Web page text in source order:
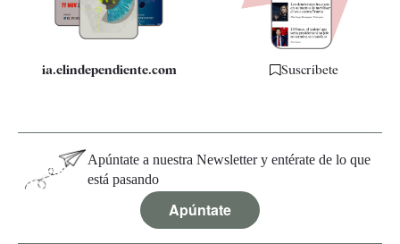
ia.elindependiente.com Suscríbete
Apúntate a nuestra Newsletter y entérate de lo que
está pasando
Apúntate